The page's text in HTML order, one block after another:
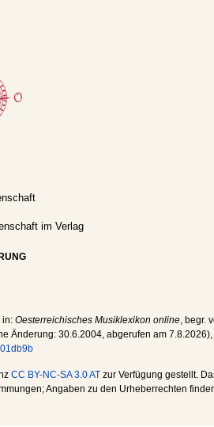
im Verlag
in: Oesterreichisches Musiklexikon online , begr.
Änderung: 30.6.2004 , abgerufen am 7.8.2026),
CC BY-NC-SA 3.0 AT zur Verfügung gestellt.
Angaben zu den Urheberrechten